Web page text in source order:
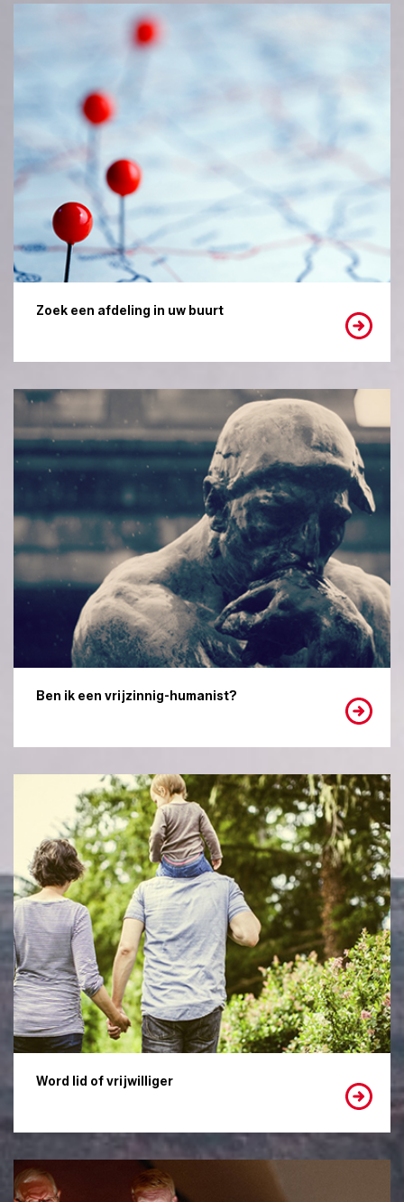
Zoek een afdeling in uw buurt
Ben ik een vrijzinnig-humanist?
Word lid of vrijwilliger